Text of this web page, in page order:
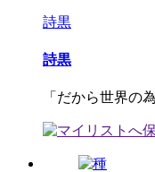
詩黒
詩黒
「だから世界の